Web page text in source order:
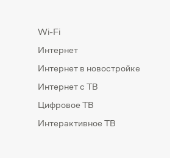
Wi-Fi
Интернет
Интернет в новостройке
Интернет с ТВ
Цифровое ТВ
Интерактивное ТВ